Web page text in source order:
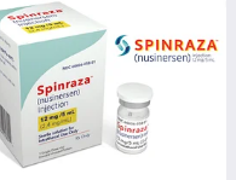
средств стоит